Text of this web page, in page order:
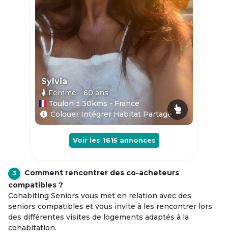
Sylvia
Femme - 60ans
Toulon ± 30kms - France
Colouer Intégrer Habitat Partagé
Voir les 1615 annonces
3
Comment rencontrer des co-acheteurs
compatibles ?
Cohabiting Seniors vous met en relation avec des
seniors compatibles et vous invite à les rencontrer lors
des différentes visites de logements adaptés à la
cohabitation.